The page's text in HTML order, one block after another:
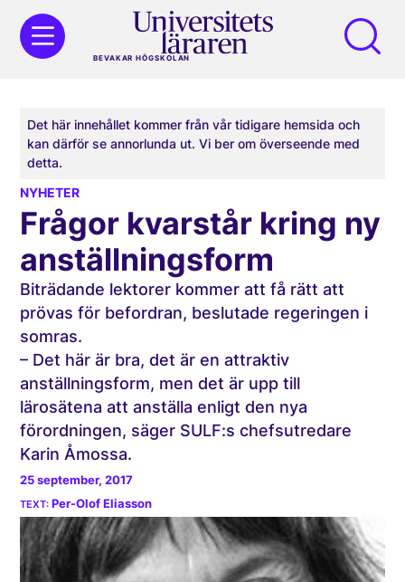
BEVAKAR HÖGSKOLAN
Det här innehållet kommer från vår tidigare hemsida och
kan därför se annorlunda ut. Vi ber om överseende med
detta.
NYHETER
Frågor kvarstår kring ny
anställningsform
Biträdande lektorer kommer att få rätt att
prövas för befordran, beslutade regeringen i
somras.
– Det här är bra, det är en attraktiv
anställningsform, men det är upp till
lärosätena att anställa enligt den nya
förordningen, säger SULF:s chefsutredare
Karin Åmossa.
25 september, 2017
Per-Olof Eliasson